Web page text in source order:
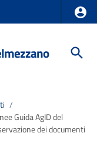
/
Guida AgID del
dei documenti